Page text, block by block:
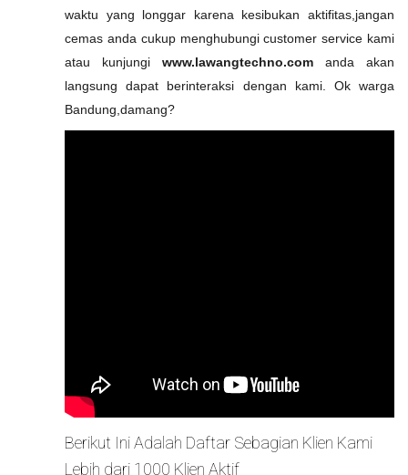
waktu yang longgar karena kesibukan aktifitas,jangan
cemas anda cukup menghubungi customer service kami
atau kunjungi www.lawangtechno.com anda akan
langsung dapat berinteraksi dengan kami. Ok warga
Bandung,damang?
Berikut Ini Adalah Daftar Sebagian Klien Kami
Lebih dari 1000 Klien Aktif